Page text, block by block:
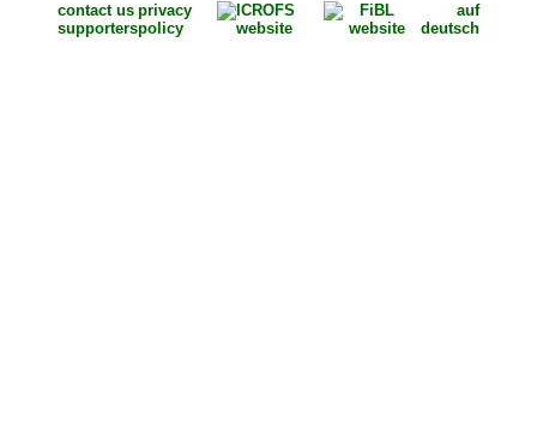
contact us
supporters
privacy
policy
auf
deutsch